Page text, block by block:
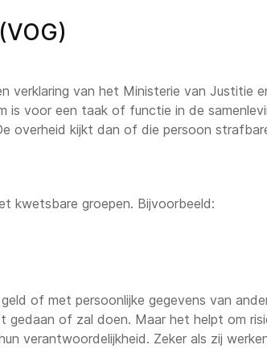
verklaring van het Ministerie van Justitie
is voor een taak of functie in de
overheid kijkt dan of die persoon
kwetsbare groepen. Bijvoorbeeld:
of met persoonlijke gegevens van
of zal doen. Maar het helpt om
verantwoordelijkheid. Zeker als zij